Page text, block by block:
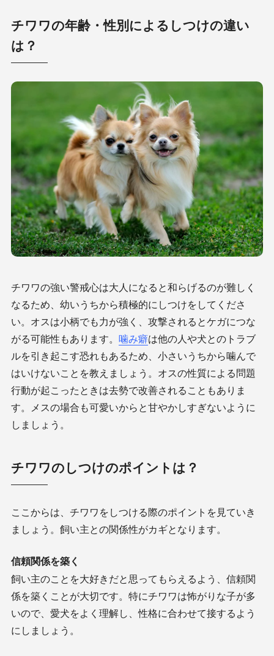
チワワの年齢・性別によるしつけの違い
は？
チワワの強い警戒心は大人になると和らげるのが難しく
なるため、幼いうちから積極的にしつけをしてくださ
い。オスは小柄でも力が強く、攻撃されるとケガにつな
がる可能性もあります。 噛み癖は他の人や犬とのトラブ
ルを引き起こす恐れもあるため、小さいうちから噛んで
はいけないことを教えましょう。オスの性質による問題
行動が起こったときは去勢で改善されることもありま
す。メスの場合も可愛いからと甘やかしすぎないように
しましょう。
チワワのしつけのポイントは？
ここからは、チワワをしつける際のポイントを見ていき
ましょう。飼い主との関係性がカギとなります。
信頼関係を築く
飼い主のことを大好きだと思ってもらえるよう、信頼関
係を築くことが大切です。特にチワワは怖がりな子が多
いので、愛犬をよく理解し、性格に合わせて接するよう
にしましょう。